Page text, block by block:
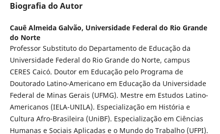
Biografia do Autor
Cauê Almeida Galvão, Universidade Federal do Rio Grande
do Norte
Professor Substituto do Departamento de Educação da
Universidade Federal do Rio Grande do Norte, campus
CERES Caicó. Doutor em Educação pelo Programa de
Doutorado Latino-Americano em Educação da Universidade
Federal de Minas Gerais (UFMG). Mestre em Estudos Latino-
Americanos (IELA-UNILA). Especialização em História e
Cultura Afro-Brasileira (UniBF). Especialização em Ciências
Humanas e Sociais Aplicadas e o Mundo do Trabalho (UFPI).